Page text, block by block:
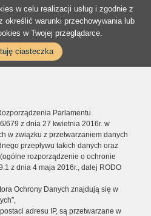
w celu realizacji usług i zgodnie z
określić warunki przechowywania lub
w Twojej przeglądarce.
ciasteczka
Parlamentu
679 z dnia 27 kwietnia 2016r. w
w związku z przetwarzaniem danych
przepływu takich danych oraz
rozporządzenie o ochronie
z dnia 4 maja 2016r., dalej RODO
Ochrony Danych znajdują się w
adresu IP, są przetwarzane w